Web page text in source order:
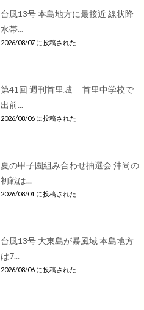
台風13号 本島地方に最接近 線状降
水帯...
2026/08/07 に投稿された
第41回 週刊首里城 首里中学校で
出前...
2026/08/06 に投稿された
夏の甲子園組み合わせ抽選会 沖尚の
初戦は...
2026/08/01 に投稿された
台風13号 大東島が暴風域 本島地方
は7...
2026/08/06 に投稿された